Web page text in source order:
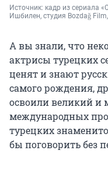
Источник: кадр из сериала
Ишбилен, студия Bozdağ
А вы знали, что
актрисы турецких
ценят и знают
самого рождения,
освоили великий и
международных
турецких
бы поговорить без